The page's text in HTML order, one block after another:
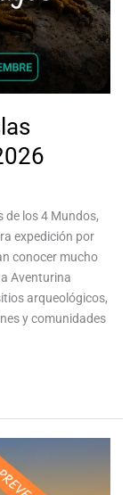
de los 4 Mundos,
expedición por
conocer mucho
Aventurina
arqueológicos,
y comunidades